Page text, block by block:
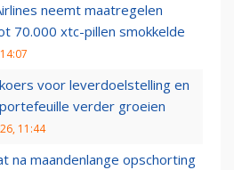
neemt maatregelen
70.000 xtc-pillen smokkelde
voor leverdoelstelling en
verder groeien
11:44
na maandenlange opschorting